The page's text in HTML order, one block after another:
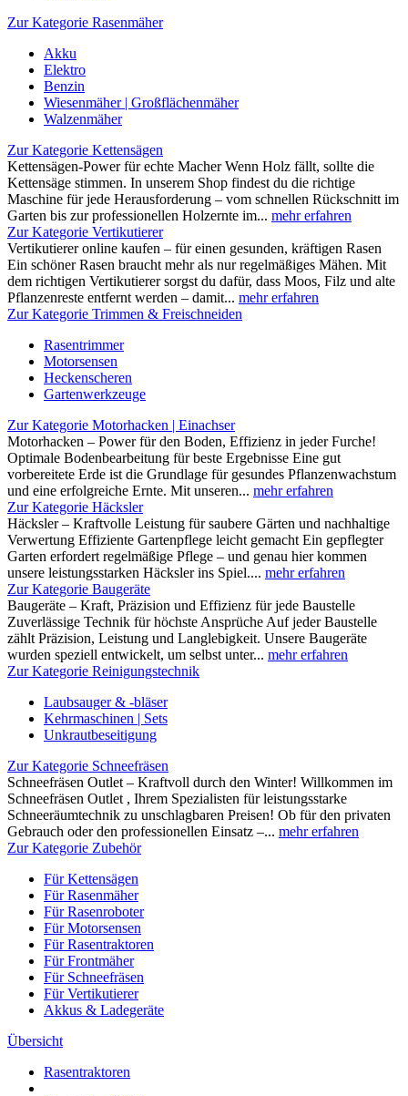
Zur Kategorie Rasenmäher
Akku
Elektro
Benzin
Wiesenmäher | Großflächenmäher
Walzenmäher
Zur Kategorie Kettensägen
Kettensägen-Power für echte Macher Wenn Holz fällt, sollte die
Kettensäge stimmen. In unserem Shop findest du die richtige
Maschine für jede Herausforderung – vom schnellen Rückschnitt im
Garten bis zur professionellen Holzernte im... mehr erfahren
Zur Kategorie Vertikutierer
Vertikutierer online kaufen – für einen gesunden, kräftigen Rasen
Ein schöner Rasen braucht mehr als nur regelmäßiges Mähen. Mit
dem richtigen Vertikutierer sorgst du dafür, dass Moos, Filz und alte
Pflanzenreste entfernt werden – damit... mehr erfahren
Zur Kategorie Trimmen & Freischneiden
Rasentrimmer
Motorsensen
Heckenscheren
Gartenwerkzeuge
Zur Kategorie Motorhacken | Einachser
Motorhacken – Power für den Boden, Effizienz in jeder Furche!
Optimale Bodenbearbeitung für beste Ergebnisse Eine gut
vorbereitete Erde ist die Grundlage für gesundes Pflanzenwachstum
und eine erfolgreiche Ernte. Mit unseren... mehr erfahren
Zur Kategorie Häcksler
Häcksler – Kraftvolle Leistung für saubere Gärten und nachhaltige
Verwertung Effiziente Gartenpflege leicht gemacht Ein gepflegter
Garten erfordert regelmäßige Pflege – und genau hier kommen
unsere leistungsstarken Häcksler ins Spiel.... mehr erfahren
Zur Kategorie Baugeräte
Baugeräte – Kraft, Präzision und Effizienz für jede Baustelle
Zuverlässige Technik für höchste Ansprüche Auf jeder Baustelle
zählt Präzision, Leistung und Langlebigkeit. Unsere Baugeräte
wurden speziell entwickelt, um selbst unter... mehr erfahren
Zur Kategorie Reinigungstechnik
Laubsauger & -bläser
Kehrmaschinen | Sets
Unkrautbeseitigung
Zur Kategorie Schneefräsen
Schneefräsen Outlet – Kraftvoll durch den Winter! Willkommen im
Schneefräsen Outlet , Ihrem Spezialisten für leistungsstarke
Schneeräumtechnik zu unschlagbaren Preisen! Ob für den privaten
Gebrauch oder den professionellen Einsatz –... mehr erfahren
Zur Kategorie Zubehör
Für Kettensägen
Für Rasenmäher
Für Rasenroboter
Für Motorsensen
Für Rasentraktoren
Für Frontmäher
Für Schneefräsen
Für Vertikutierer
Akkus & Ladegeräte
Übersicht
Rasentraktoren